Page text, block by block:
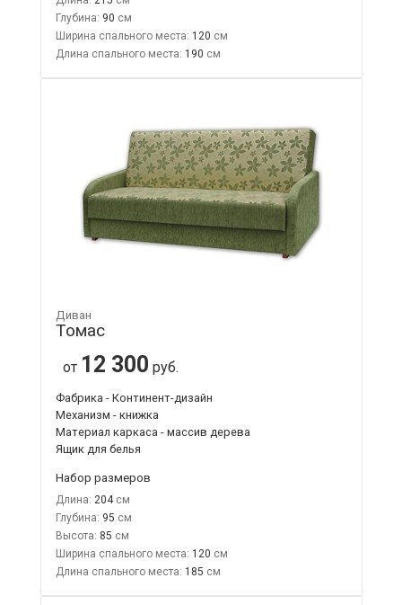
Глубина: 90
Ширина спального места: 120
Длина спального места: 190
Диван
Томас
от 12 300 руб.
Фабрика - Континент-дизайн
Механизм - книжка
Материал каркаса - массив дерева
Ящик для белья
Набор размеров
Длина: 204
Глубина: 95
Высота: 85
Ширина спального места: 120
Длина спального места: 185